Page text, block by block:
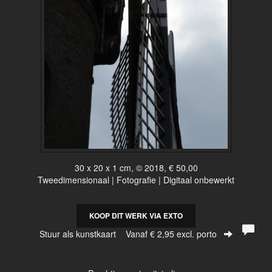
30 x 20 x 1 cm, © 2018, € 50,00
Tweedimensionaal | Fotografie | Digitaal onbewerkt
KOOP DIT WERK VIA EXTO
Stuur als kunstkaart Vanaf € 2,95 excl. porto